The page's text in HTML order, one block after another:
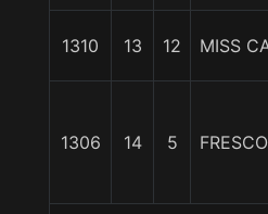
1310 13 12 MISS
1306 14 5 FRESCO